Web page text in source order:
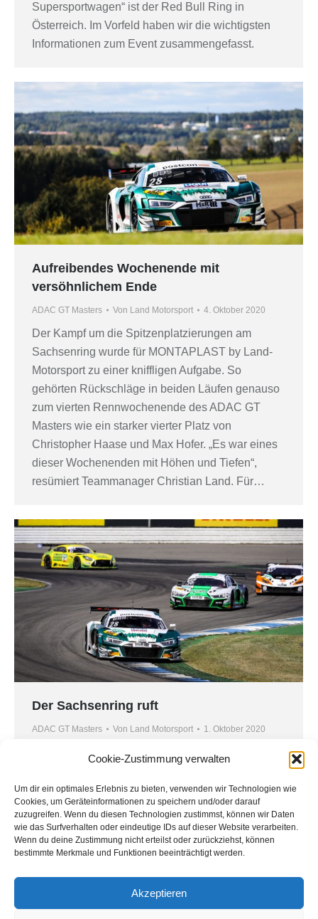
Cookie-Zustimmung verwalten
Um dir ein optimales Erlebnis zu bieten, verwenden wir Technologien wie
Cookies, um Geräteinformationen zu speichern und/oder darauf
zuzugreifen. Wenn du diesen Technologien zustimmst, können wir Daten
wie das Surfverhalten oder eindeutige IDs auf dieser Website verarbeiten.
Wenn du deine Zustimmung nicht erteilst oder zurückziehst, können
bestimmte Merkmale und Funktionen beeinträchtigt werden.
Akzeptieren
Supersportwagen“ ist der Red Bull Ring in
Österreich. Im Vorfeld haben wir die wichtigsten
Informationen zum Event zusammengefasst.
Aufreibendes Wochenende mit
versöhnlichem Ende
ADAC GT Masters Von Land Motorsport 4. Oktober 2020
Der Kampf um die Spitzenplatzierungen am
Sachsenring wurde für MONTAPLAST by Land-
Motorsport zu einer kniffligen Aufgabe. So
gehörten Rückschläge in beiden Läufen genauso
zum vierten Rennwochenende des ADAC GT
Masters wie ein starker vierter Platz von
Christopher Haase und Max Hofer. „Es war eines
dieser Wochenenden mit Höhen und Tiefen“,
resümiert Teammanager Christian Land. Für…
Der Sachsenring ruft
ADAC GT Masters Von Land Motorsport 1. Oktober 2020
Zurück auf der sächsischen Berg- und Talbahn:
Masters auf dem Sachsenring. MONTAPLAST by
Land-Motorsport reist mit guten Erinnerungen
nach Hohenstein-Ernstthal. 2019 stand die
Mannschaft in beiden Rennen auf dem Podest.
Damals standen Max Hofer und…